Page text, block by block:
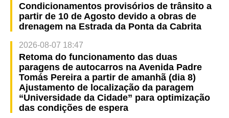
Condicionamentos provisórios de trânsito a
partir de 10 de Agosto devido a obras de
drenagem na Estrada da Ponta da Cabrita
2026-08-07 18:47
Retoma do funcionamento das duas
paragens de autocarros na Avenida Padre
Tomás Pereira a partir de amanhã (dia 8)
Ajustamento de localização da paragem
“Universidade da Cidade” para optimização
das condições de espera